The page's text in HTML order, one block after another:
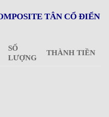
TÂN CỔ ĐIỂN
SỐ
LƯỢNG
THÀNH TIỀN